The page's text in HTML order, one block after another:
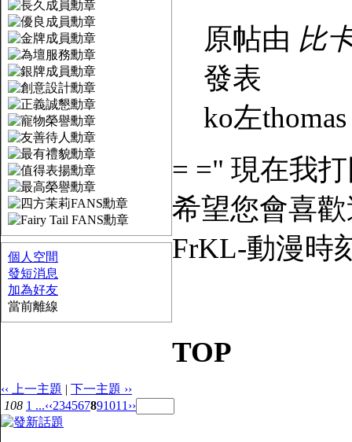
個人空間
發短消息
加為好友
當前離線
原帖由 比
發表
ko左
= =" 現在我
希望您會喜
FrKL-動漫時
TOP
‹‹ 上一主題 | 下一主題 ››
108 1 ...‹‹234567891011 ››